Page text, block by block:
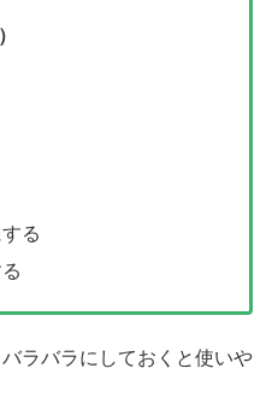
る
ラバラにしておくと使いや